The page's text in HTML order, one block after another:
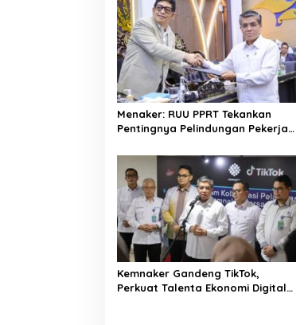
v
i
g
a
t
i
o
n
Menaker: RUU PPRT Tekankan
Pentingnya Pelindungan Pekerja
Kemnaker Gandeng TikTok,
Perkuat Talenta Ekonomi Digital